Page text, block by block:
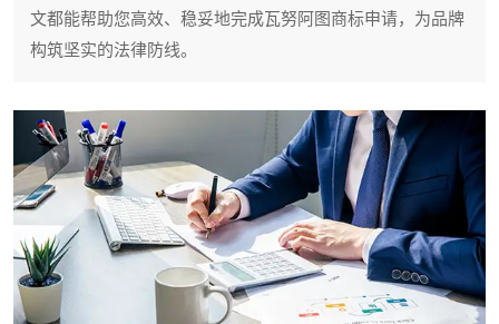
文都能帮助您高效、稳妥地完成瓦努阿图商标申请，为品牌
构筑坚实的法律防线。